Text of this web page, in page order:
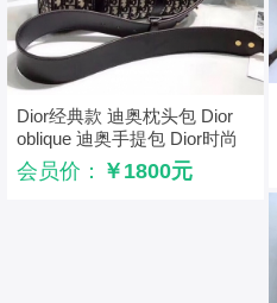
Dior经典款 迪奥枕头包 Dior
oblique 迪奥手提包 Dior时尚
休闲女包 黑色
会员价： ￥1800元